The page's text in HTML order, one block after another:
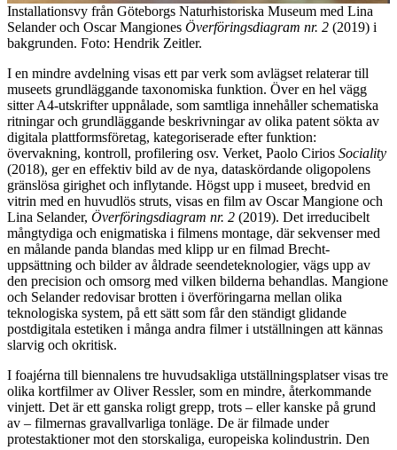
Installationsvy från Göteborgs Naturhistoriska Museum med Lina
Selander och Oscar Mangiones Överföringsdiagram nr. 2 (2019) i
bakgrunden. Foto: Hendrik Zeitler.
I en mindre avdelning visas ett par verk som avlägset relaterar till
museets grundläggande taxonomiska funktion. Över en hel vägg
sitter A4-utskrifter uppnålade, som samtliga innehåller schematiska
ritningar och grundläggande beskrivningar av olika patent sökta av
digitala plattformsföretag, kategoriserade efter funktion:
övervakning, kontroll, profilering osv. Verket, Paolo Cirios Sociality
(2018), ger en effektiv bild av de nya, dataskördande oligopolens
gränslösa girighet och inflytande. Högst upp i museet, bredvid en
vitrin med en huvudlös struts, visas en film av Oscar Mangione och
Lina Selander, Överföringsdiagram nr. 2 (2019). Det irreducibelt
mångtydiga och enigmatiska i filmens montage, där sekvenser med
en målande panda blandas med klipp ur en filmad Brecht-
uppsättning och bilder av åldrade seendeteknologier, vägs upp av
den precision och omsorg med vilken bilderna behandlas. Mangione
och Selander redovisar brotten i överföringarna mellan olika
teknologiska system, på ett sätt som får den ständigt glidande
postdigitala estetiken i många andra filmer i utställningen att kännas
slarvig och okritisk.
I foajérna till biennalens tre huvudsakliga utställningsplatser visas tre
olika kortfilmer av Oliver Ressler, som en mindre, återkommande
vinjett. Det är ett ganska roligt grepp, trots – eller kanske på grund
av – filmernas gravallvarliga tonläge. De är filmade under
protestaktioner mot den storskaliga, europeiska kolindustrin. Den